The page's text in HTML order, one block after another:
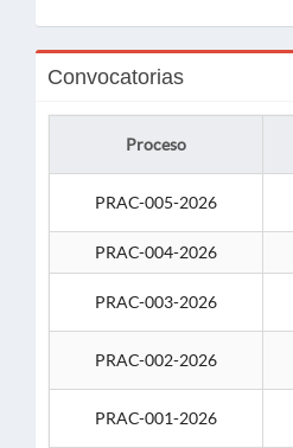
Convocatorias
Proceso
PRAC-005-2026
PRAC-004-2026
PRAC-003-2026
PRAC-002-2026
PRAC-001-2026